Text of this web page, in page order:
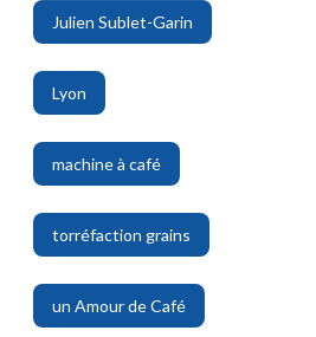
Julien Sublet-Garin
,
Lyon
,
machine à café
,
torréfaction grains
,
un Amour de Café